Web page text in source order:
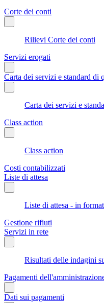
Corte dei conti
Rilievi Corte dei conti
Servizi erogati
Carta dei servizi e standard di
Carta dei servizi e
Class action
Class action
Costi contabilizzati
Liste di attesa
Liste di attesa - in
Gestione rifiuti
Servizi in rete
Risultati delle indagini
Pagamenti
Dati sui pagamenti